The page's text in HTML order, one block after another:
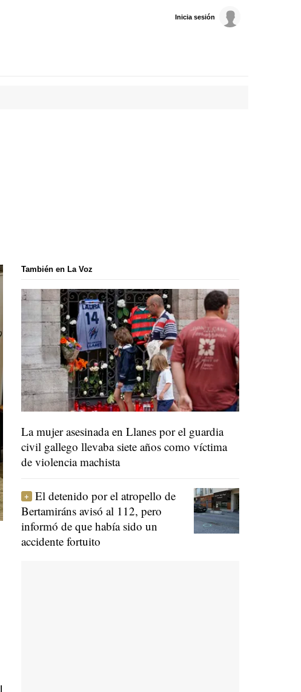
Inicia sesión
También en La Voz
La mujer asesinada en Llanes por el guardia
civil gallego llevaba siete años como víctima
de violencia machista
El detenido por el atropello de
Bertamiráns avisó al 112, pero
informó de que había sido un
accidente fortuito